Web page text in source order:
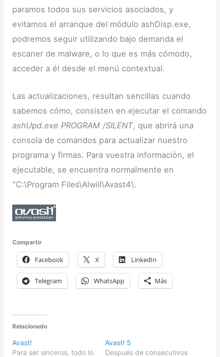
paramos todos sus servicios asociados, y
evitamos el arranque del módulo ashDisp.exe,
podremos seguir utilizando bajo demanda el
escaner de malware, o lo que es más cómodo,
acceder a él desde el menú contextual.
Las actualizaciones, resultan sencillas cuando
sabemos cómo, consisten en ejecutar el comando
ashUpd.exe PROGRAM /SILENT, que abrirá una
consola de comandos para actualizar nuestro
programa y firmas. Para vuestra información, el
ejecutable, se encuentra normalmente en
"C:\Program Files\Alwill\Avast4\.
Compartir
Facebook X LinkedIn
Telegram WhatsApp Más
Relacionado
Avast!
Para ser sinceros, todo lo
Avast! 5
Después de consecutivos